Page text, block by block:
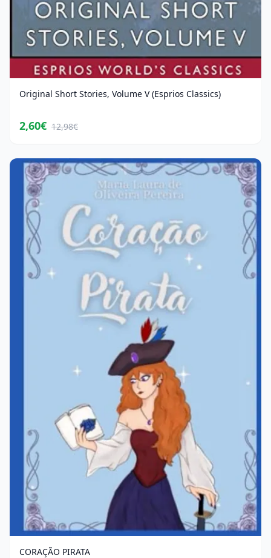
Original Short Stories, Volume V (Esprios Classics)
2,60€ 12,98€
CORAÇÃO PIRATA